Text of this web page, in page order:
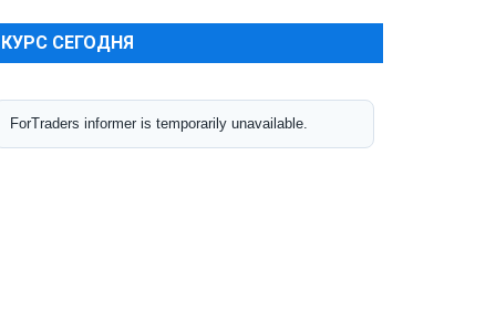
КУРС СЕГОДНЯ